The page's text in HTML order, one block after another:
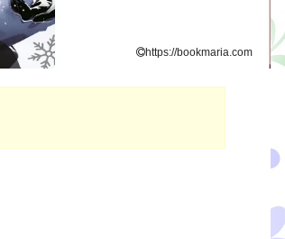
https://bookmaria.com